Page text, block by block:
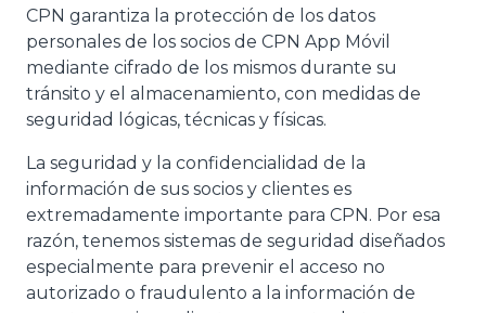
CPN garantiza la protección de los datos
personales de los socios de CPN App Móvil
mediante cifrado de los mismos durante su
tránsito y el almacenamiento, con medidas de
seguridad lógicas, técnicas y físicas.
La seguridad y la confidencialidad de la
información de sus socios y clientes es
extremadamente importante para CPN. Por esa
razón, tenemos sistemas de seguridad diseñados
especialmente para prevenir el acceso no
autorizado o fraudulento a la información de